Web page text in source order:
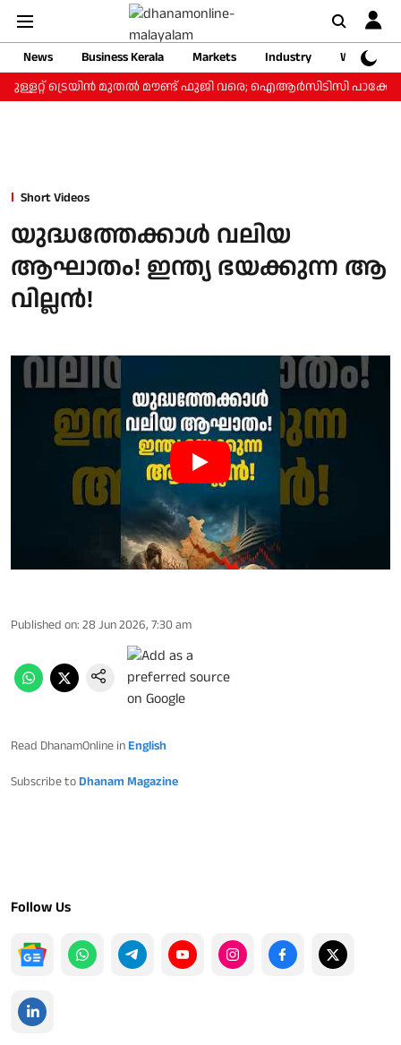
News Business Kerala Markets Industry
Web
ട്രെയിന്‍ മുതല്‍ മൗണ്ട് ഫുജി വരെ; ഐആര്‍സിടിസി പാക്കേജ്
Short Videos
യുദ്ധത്തേക്കാള്‍ വലിയ
ആഘാതം! ഇന്ത്യ ഭയക്കുന്ന ആ
വില്ലന്‍!
Published on: 28 Jun 2026, 7:30 am
Read DhanamOnline in English
Subscribe to Dhanam Magazine
Follow Us